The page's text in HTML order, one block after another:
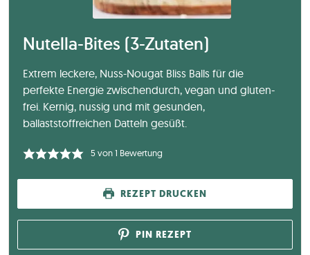
Nutella-Bites (3-Zutaten)
Extrem leckere, Nuss-Nougat Bliss Balls für die
perfekte Energie zwischendurch, vegan und gluten-
frei. Kernig, nussig und mit gesunden,
ballaststoffreichen Datteln gesüßt.
5von 1 Bewertung
REZEPT DRUCKEN
PIN REZEPT